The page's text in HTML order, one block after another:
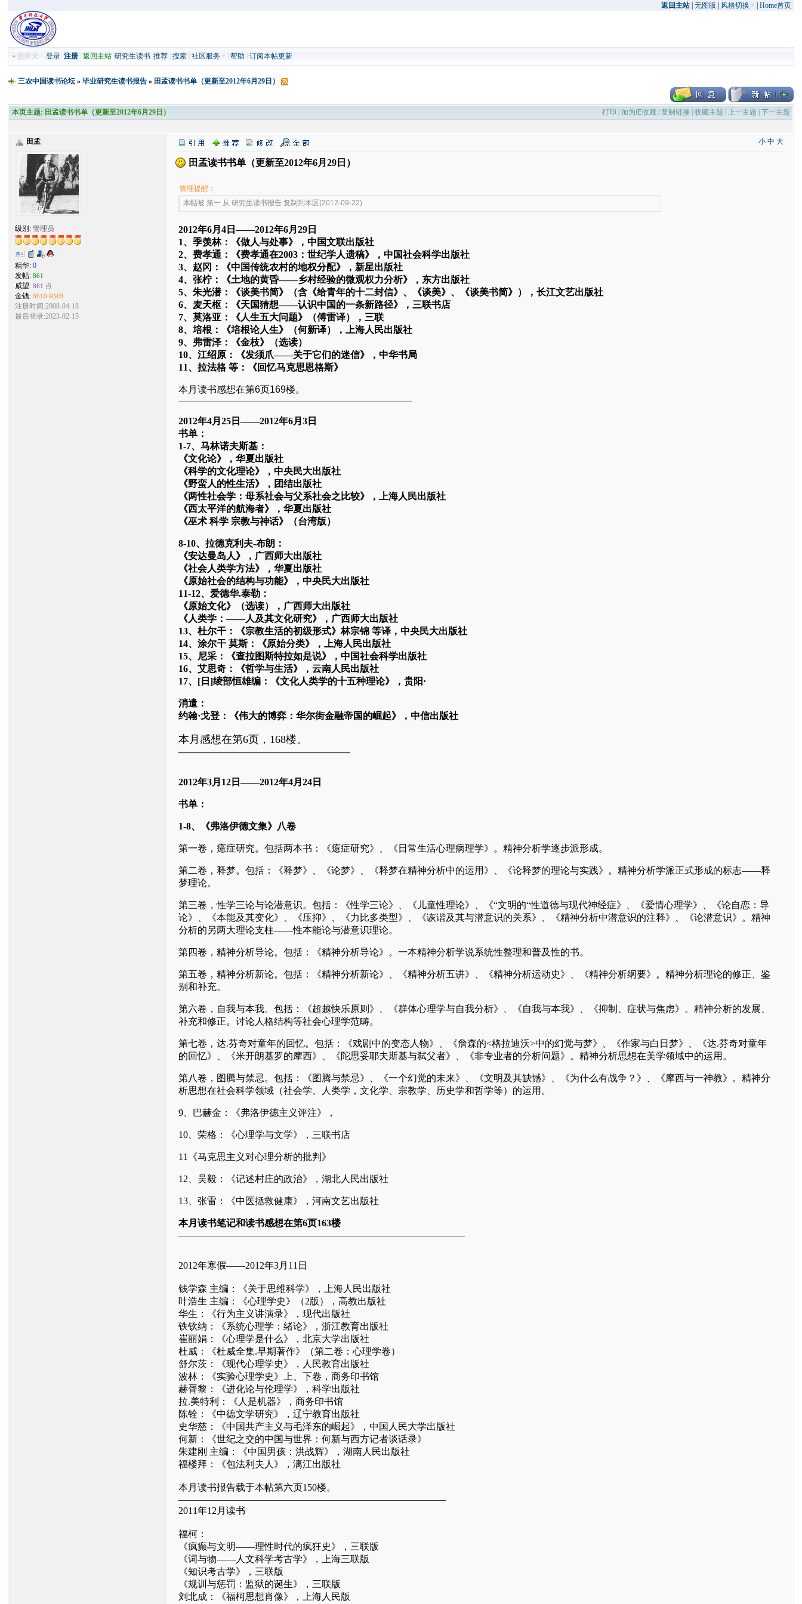
返回主站| 无图版 风格切换 Home首页
» 您尚未登录 注册 |返回主站 |研究生读书 |推荐 |搜索 |社区服务 |帮助 |订阅本帖更新
三农中国读书论坛 »毕业研究生读书报告 » 田孟读书书单（更新至2012年6月29日）
本页主题: 田孟读书书单（更新至2012年6月29日） 打印 | 加为IE收藏| 复制链接| 收藏主题 | 上一主题 | 下一主题
田孟
级别:管理员
精华:0
发帖:861
威望:861 点
金钱:8610 RMB
注册时间:2008-04-18
最后登录:2023-02-15
小 中 大
田孟读书书单（更新至2012年6月29日）
管理提醒：
本帖被 第一 从 研究生读书报告 复制到本区(2012-09-22)
2012年6月4日——2012年6月29日
1、季羡林：《做人与处事》，中国文联出版社
2、费孝通：《费孝通在2003：世纪学人遗稿》，中国社会科学出版社
3、赵冈：《中国传统农村的地权分配》，新星出版社
4、张柠：《土地的黄昏——乡村经验的微观权力分析》，东方出版社
5、朱光潜：《谈美书简》（含《给青年的十二封信》、《谈美》、《谈美书简》），长江文艺出版社
6、麦天枢：《天国猜想——认识中国的一条新路径》，三联书店
7、莫洛亚：《人生五大问题》（傅雷译），三联
8、培根：《培根论人生》（何新译），上海人民出版社
9、弗雷泽：《金枝》（选读）
10、江绍原：《发须爪——关于它们的迷信》，中华书局
11、拉法格 等：《回忆马克思恩格斯》
本月读书感想在第6页169楼。
————————————————————————————
2012年4月25日——2012年6月3日
书单：
1-7、马林诺夫斯基：
《文化论》，华夏出版社
《科学的文化理论》，中央民大出版社
《野蛮人的性生活》，团结出版社
《两性社会学：母系社会与父系社会之比较》，上海人民出版社
《西太平洋的航海者》，华夏出版社
《巫术 科学 宗教与神话》（台湾版）
8-10、拉德克利夫-布朗：
《安达曼岛人》，广西师大出版社
《社会人类学方法》，华夏出版社
《原始社会的结构与功能》，中央民大出版社
11-12、爱德华.泰勒：
《原始文化》（选读），广西师大出版社
《人类学：——人及其文化研究》，广西师大出版社
13、杜尔干：《宗教生活的初级形式》林宗锦 等译，中央民大出版社
14、涂尔干 莫斯：《原始分类》，上海人民出版社
15、尼采：《查拉图斯特拉如是说》，中国社会科学出版社
16、艾思奇：《哲学与生活》，云南人民出版社
17、[日]绫部恒雄编：《文化人类学的十五种理论》，贵阳·
消遣：
约翰·戈登：《伟大的博弈：华尔街金融帝国的崛起》，中信出版社
本月感想在第6页，168楼。
——————————————————
2012年3月 12日——2012年4月 24日
书单：
1-8、《弗洛伊德文集》八卷
第一卷，癔症研究。包括两本书：《癔症研究》、《日常生活心理病理学》。精神分析学逐步派形成。
第二卷，释梦。包括：《释梦》、《论梦》、《释梦在精神分析中的运用》、《论释梦的理论与实践》。精神分析学派正式形成的标志——释
梦理论。
第三卷，性学三论与论潜意识。包括：《性学三论》、《儿童性理论》、《“文明的“性道德与现代神经症》、《爱情心理学》、《论自恋：导
论》、《本能及其变化》、《压抑》、《力比多类型》、《诙谐及其与潜意识的关系》、《精神分析中潜意识的注释》、《论潜意识》。精神
分析的另两大理论支柱——性本能论与潜意识理论。
第四卷，精神分析导论。包括：《精神分析导论》。一本精神分析学说系统性整理和普及性的书。
第五卷，精神分析新论。包括：《精神分析新论》、《精神分析五讲》、《精神分析运动史》、《精神分析纲要》。精神分析理论的修正、鉴
别和补充。
第六卷，自我与本我。包括：《超越快乐原则》、《群体心理学与自我分析》、《自我与本我》、《抑制、症状与焦虑》。精神分析的发展、
补充和修正。讨论人格结构等社会心理学范畴。
第七卷，达.芬奇对童年的回忆。包括：《戏剧中的变态人物》、《詹森的<格拉迪沃>中的幻觉与梦》、《作家与白日梦》、《达.芬奇对童年
的回忆》、《米开朗基罗的摩西》、《陀思妥耶夫斯基与弑父者》、《非专业者的分析问题》。精神分析思想在美学领域中的运用。
第八卷，图腾与禁忌。包括：《图腾与禁忌》、《一个幻觉的未来》、《文明及其缺憾》、《为什么有战争？》、《摩西与一神教》。精神分
析思想在社会科学领域（社会学、人类学，文化学、宗教学、历史学和哲学等）的运用。
9、巴赫金：《弗洛伊德主义评注》，
10、荣格：《心理学与文学》，三联书店
11 《马克思主义对心理分析的批判》
12 、吴毅：《记述村庄的政治》，湖北人民出版社
13、张雷：《中医拯救健康》，河南文艺出版社
本月读书笔记和读书感想在第6页163楼
——————————————————————————————
2012年寒假——2012年3月11日
钱学森 主编：《关于思维科学》，上海人民出版社
叶浩生 主编：《心理学史》（2版），高教出版社
华生：《行为主义讲演录》，现代出版社
铁钦纳：《系统心理学：绪论》，浙江教育出版社
崔丽娟：《心理学是什么》，北京大学出版社
杜威：《杜威全集.早期著作》（第二卷：心理学卷）
舒尔茨：《现代心理学史》，人民教育出版社
波林：《实验心理学史》上、下卷，商务印书馆
赫胥黎：《进化论与伦理学》，科学出版社
拉.美特利：《人是机器》，商务印书馆
陈铨：《中德文学研究》，辽宁教育出版社
史华慈：《中国共产主义与毛泽东的崛起》，中国人民大学出版社
何新：《世纪之交的中国与世界：何新与西方记者谈话录》
朱建刚 主编：《中国男孩：洪战辉》，湖南人民出版社
福楼拜：《包法利夫人》，漓江出版社
本月读书报告载于本帖第六页150楼。
————————————————————————————
2011年12月读书
福柯：
《疯癫与文明——理性时代的疯狂史》，三联版
《词与物——人文科学考古学》，上海三联版
《知识考古学》，三联版
《规训与惩罚：监狱的诞生》，三联版
刘北成：《福柯思想肖像》，上海人民版